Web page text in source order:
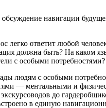
навигации
легко ответит любой
должна быть? На каком
с особыми потребностями?
людям с особыми
— ментальными и
до
в единую